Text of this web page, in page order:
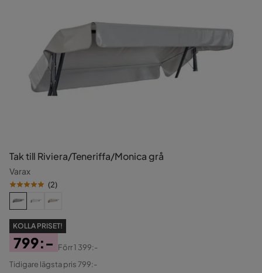
Tak till Riviera/Teneriffa/Monica grå
Varax
(2)
KOLLA PRISET!
Pris
799:-
Original
Förr1 399:-
Tidigare lägsta pris 799:-